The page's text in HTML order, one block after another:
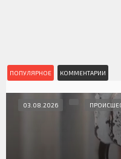
ПОПУЛЯРНОЕ КОММЕНТАРИИ
03.08.2026